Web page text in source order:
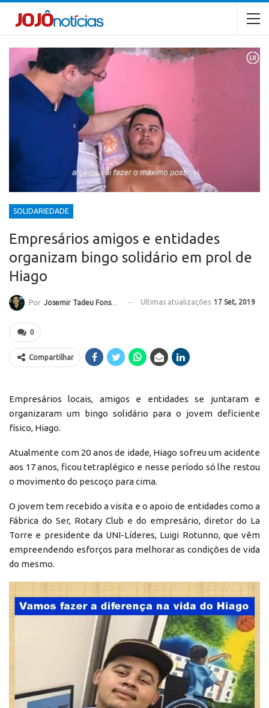
SOLIDARIEDADE
Empresários amigos e entidades
organizam bingo solidário em prol de
Hiago
Por Josemir Tadeu Fonseca Ultimas atualizações 17 Set, 2019
0
Compartilhar
Empresários locais, amigos e entidades se juntaram e
organizaram um bingo solidário para o jovem deficiente
físico, Hiago.
Atualmente com 20 anos de idade, Hiago sofreu um acidente
aos 17 anos, ficou tetraplégico e nesse período só lhe restou
o movimento do pescoço para cima.
O jovem tem recebido a visita e o apoio de entidades como a
Fábrica do Ser, Rotary Club e do empresário, diretor do La
Torre e presidente da UNI-Líderes, Luigi Rotunno, que vêm
empreendendo esforços para melhorar as condições de vida
do mesmo.